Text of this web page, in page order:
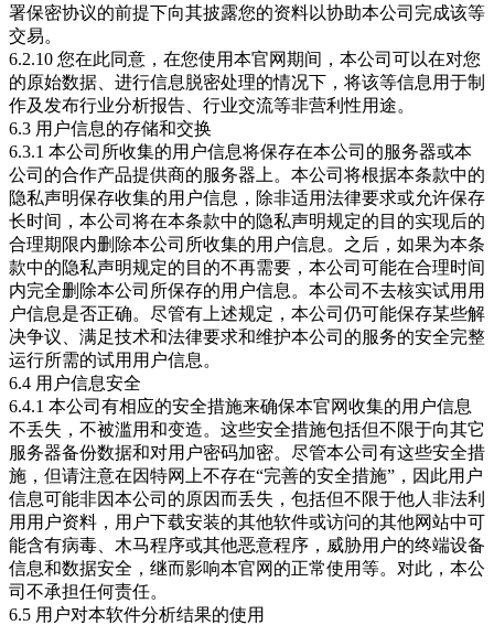
署保密协议的前提下向其披露您的资料以协助本公司完成该等
交易。
6.2.10 您在此同意，在您使用本官网期间，本公司可以在对您
的原始数据、进行信息脱密处理的情况下，将该等信息用于制
作及发布行业分析报告、行业交流等非营利性用途。
6.3 用户信息的存储和交换
6.3.1 本公司所收集的用户信息将保存在本公司的服务器或本
公司的合作产品提供商的服务器上。本公司将根据本条款中的
隐私声明保存收集的用户信息，除非适用法律要求或允许保存
长时间，本公司将在本条款中的隐私声明规定的目的实现后的
合理期限内删除本公司所收集的用户信息。之后，如果为本条
款中的隐私声明规定的目的不再需要，本公司可能在合理时间
内完全删除本公司所保存的用户信息。本公司不去核实试用用
户信息是否正确。尽管有上述规定，本公司仍可能保存某些解
决争议、满足技术和法律要求和维护本公司的服务的安全完整
运行所需的试用用户信息。
6.4 用户信息安全
6.4.1 本公司有相应的安全措施来确保本官网收集的用户信息
不丢失，不被滥用和变造。这些安全措施包括但不限于向其它
服务器备份数据和对用户密码加密。尽管本公司有这些安全措
施，但请注意在因特网上不存在“完善的安全措施”，因此用户
信息可能非因本公司的原因而丢失，包括但不限于他人非法利
用用户资料，用户下载安装的其他软件或访问的其他网站中可
能含有病毒、木马程序或其他恶意程序，威胁用户的终端设备
信息和数据安全，继而影响本官网的正常使用等。对此，本公
司不承担任何责任。
6.5 用户对本软件分析结果的使用